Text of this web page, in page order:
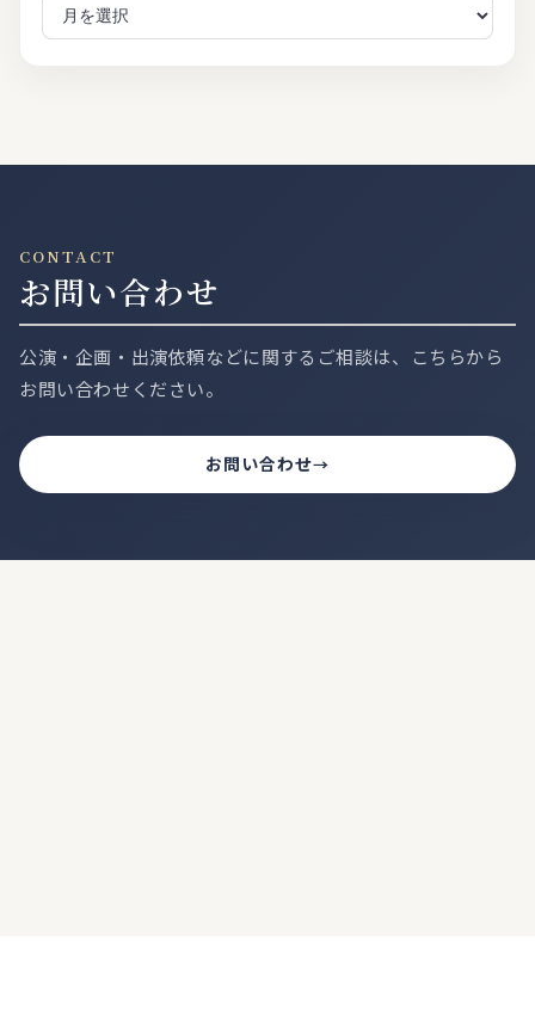
ー
CONTACT
お問い合わせ
公演・企画・出演依頼などに関するご相談は、こちらから
お問い合わせください。
お問い合わせ